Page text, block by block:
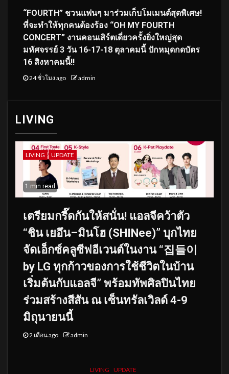
“FOURTH” ชวนแฟนๆ มาร่วมเก็บโมเมนต์สุดพิเศษ!
ที่จะทำให้ทุกคนต้องร้อง “OH MY FOURTH
CONCERT” งานคอนเสิร์ตเดี่ยวครั้งยิ่งใหญ่สุด
มหัศจรรย์ 3 วัน 16-17-18 ตุลาคมนี้ ปักหมุดกดบัตร
16 สิงหาคมนี้!!
24 ชั่วโมง ago admin
LIVING
LIVING UPDATE
1 min read
เตรียมกรี๊ดกันให้สนั่น! แอลจีคว้าตัว
“ชิน เยอึน–มินโฮ (SHINee)” บุกไทย
จัดเอ็กซ์คลูซีฟอีเวนต์ในงาน “집들이
by LG ทุกก้าวของการใช้ชีวิตในบ้าน
เริ่มต้นกับแอลจี” พร้อมทัพศิลปินไทย
ร่วมสร้างสีสัน ณ เซ็นทรัลเวิลด์ 4-9
มิถุนายนนี้
2 เดือน ago admin
LIVING UPDATE